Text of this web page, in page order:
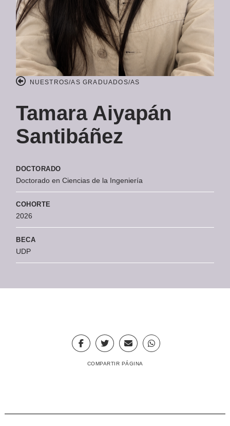
NUESTROS/AS GRADUADOS/AS
Tamara Aiyapán
Santibáñez
DOCTORADO
Doctorado en Ciencias de la Ingeniería
COHORTE
2026
BECA
UDP
COMPARTIR PÁGINA